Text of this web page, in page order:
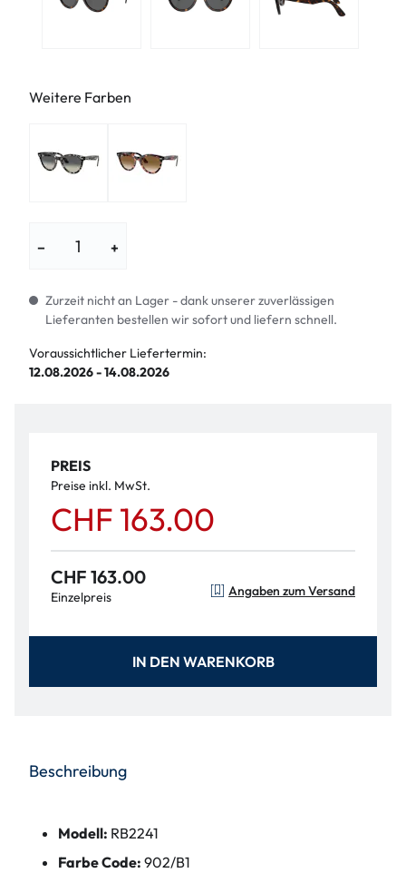
Weitere Farben
− +
Zurzeit nicht an Lager - dank unserer zuverlässigen
Lieferanten bestellen wir sofort und liefern schnell.
Voraussichtlicher Liefertermin:
12.08.2026 - 14.08.2026
PREIS
Preise inkl. MwSt.
CHF 163.00
CHF 163.00
Einzelpreis Angaben zum Versand
IN DEN WARENKORB
Beschreibung
Modell: RB2241
Farbe Code: 902/B1